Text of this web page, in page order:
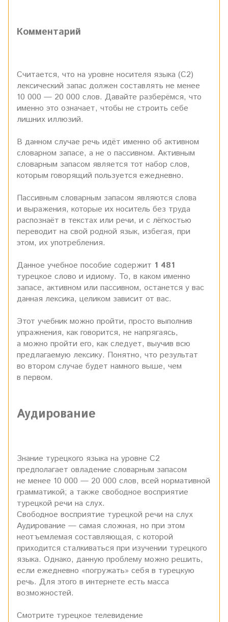
Комментарий
Считается, что на уровне носителя языка (С2)
лексический запас должен составлять не менее
10 000 — 20 000 слов. Давайте разберёмся, что
именно это означает, чтобы не строить себе
лишних иллюзий.
В данном случае речь идёт именно об активном
словарном запасе, а не о пассивном. Активным
словарным запасом является тот набор слов,
которым говорящий пользуется ежедневно.
Пассивным словарным запасом являются слова
и выражения, которые их носитель без труда
распознаёт в текстах или речи, и с лёгкостью
переводит на свой родной язык, избегая, при
этом, их употребления.
Данное учебное пособие содержит 1 481
турецкое слово и идиому. То, в каком именно
запасе, активном или пассивном, останется у вас
данная лексика, целиком зависит от вас.
Этот учебник можно пройти, просто выполнив
упражнения, как говорится, не напрягаясь,
а можно пройти его, как следует, выучив всю
предлагаемую лексику. Понятно, что результат
во втором случае будет намного выше, чем
в первом.
Аудирование
Знание турецкого языка на уровне С2
предполагает овладение словарным запасом
не менее 10 000 — 20 000 слов, всей нормативной
грамматикой; а также свободное восприятие
турецкой речи на слух.
Свободное восприятие турецкой речи на слух
Аудирование — самая сложная, но при этом
неотъемлемая составляющая, с которой
приходится сталкиваться при изучении турецкого
языка. Однако, данную проблему можно решить,
если ежедневно «погружать» себя в турецкую
речь. Для этого в интернете есть масса
возможностей.
Смотрите турецкое телевидение